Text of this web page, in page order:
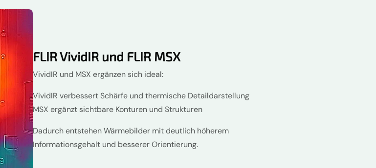
FLIR VividIR und FLIR MSX
VividIR und MSX ergänzen sich ideal:
VividIR verbessert Schärfe und thermische Detaildarstellung
MSX ergänzt sichtbare Konturen und Strukturen
Dadurch entstehen Wärmebilder mit deutlich höherem
Informationsgehalt und besserer Orientierung.